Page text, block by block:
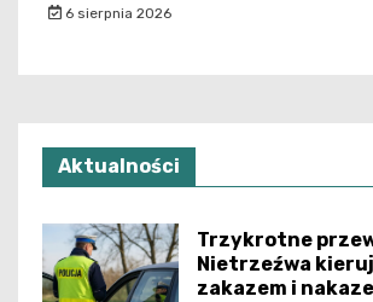
6 sierpnia 2026
Aktualności
Trzykrotne
Nietrzeźwa
zakazem i